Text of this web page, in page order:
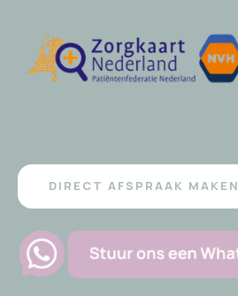
DIRECT AFSPRAAK MAKEN